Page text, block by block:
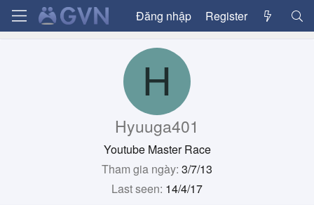
Đăng nhập Register
H
Hyuuga401
Youtube Master Race
Tham gia ngày 3/7/13
Last seen 14/4/17